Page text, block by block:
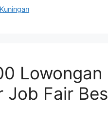
Lowongan
Job Fair